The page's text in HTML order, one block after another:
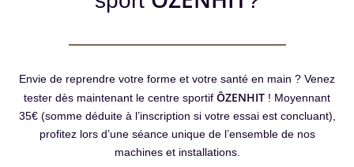
Envie de reprendre votre forme et votre santé en main ? Venez
tester dès maintenant le centre sportif ÔZENHIT ! Moyennant
35€ (somme déduite à l’inscription si votre essai est concluant),
profitez lors d’une séance unique de l’ensemble de nos
machines et installations.